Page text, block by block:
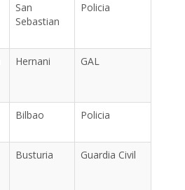
San
Sebastian
Policia
Hernani GAL
Bilbao Policia
Busturia Guardia Civil